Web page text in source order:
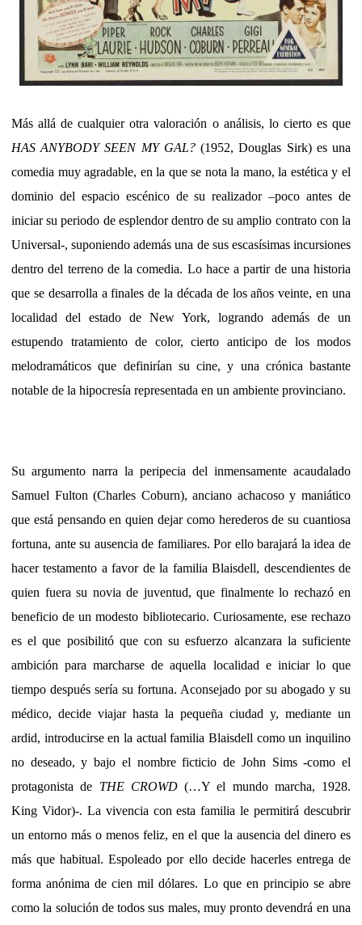
Más allá de cualquier otra valoración o análisis, lo cierto es que
HAS ANYBODY SEEN MY GAL?(1952, Douglas Sirk) es una
comedia muy agradable, en la que se nota la mano, la estética y el
dominio del espacio escénico de su realizador –poco antes de
iniciar su periodo de esplendor dentro de su amplio contrato con la
Universal-, suponiendo además una de sus escasísimas incursiones
dentro del terreno de la comedia. Lo hace a partir de una historia
que se desarrolla a finales de la década de los años veinte, en una
localidad del estado de New York, logrando además de un
estupendo tratamiento de color, cierto anticipo de los modos
melodramáticos que definirían su cine, y una crónica bastante
notable de la hipocresía representada en un ambiente provinciano.
Su argumento narra la peripecia del inmensamente acaudalado
Samuel Fulton (Charles Coburn), anciano achacoso y maniático
que está pensando en quien dejar como herederos de su cuantiosa
fortuna, ante su ausencia de familiares. Por ello barajará la idea de
hacer testamento a favor de la familia Blaisdell, descendientes de
quien fuera su novia de juventud, que finalmente lo rechazó en
beneficio de un modesto bibliotecario. Curiosamente, ese rechazo
es el que posibilitó que con su esfuerzo alcanzara la suficiente
ambición para marcharse de aquella localidad e iniciar lo que
tiempo después sería su fortuna. Aconsejado por su abogado y su
médico, decide viajar hasta la pequeña ciudad y, mediante un
ardid, introducirse en la actual familia Blaisdell como un inquilino
no deseado, y bajo el nombre ficticio de John Sims -como el
protagonista de THE CROWD(…Y el mundo marcha, 1928.
King Vidor)-. La vivencia con esta familia le permitirá descubrir
un entorno más o menos feliz, en el que la ausencia del dinero es
más que habitual. Espoleado por ello decide hacerles entrega de
forma anónima de cien mil dólares. Lo que en principio se abre
como la solución de todos sus males, muy pronto devendrá en una